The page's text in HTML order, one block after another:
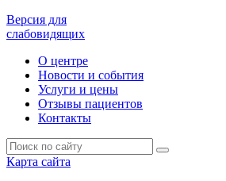
Версия для
слабовидящих
О центре
Новости и события
Услуги и цены
Отзывы пациентов
Контакты
Карта сайта